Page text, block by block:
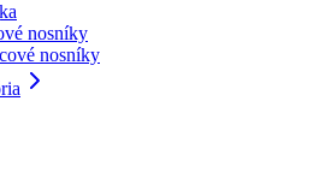
nosníky
nosníky